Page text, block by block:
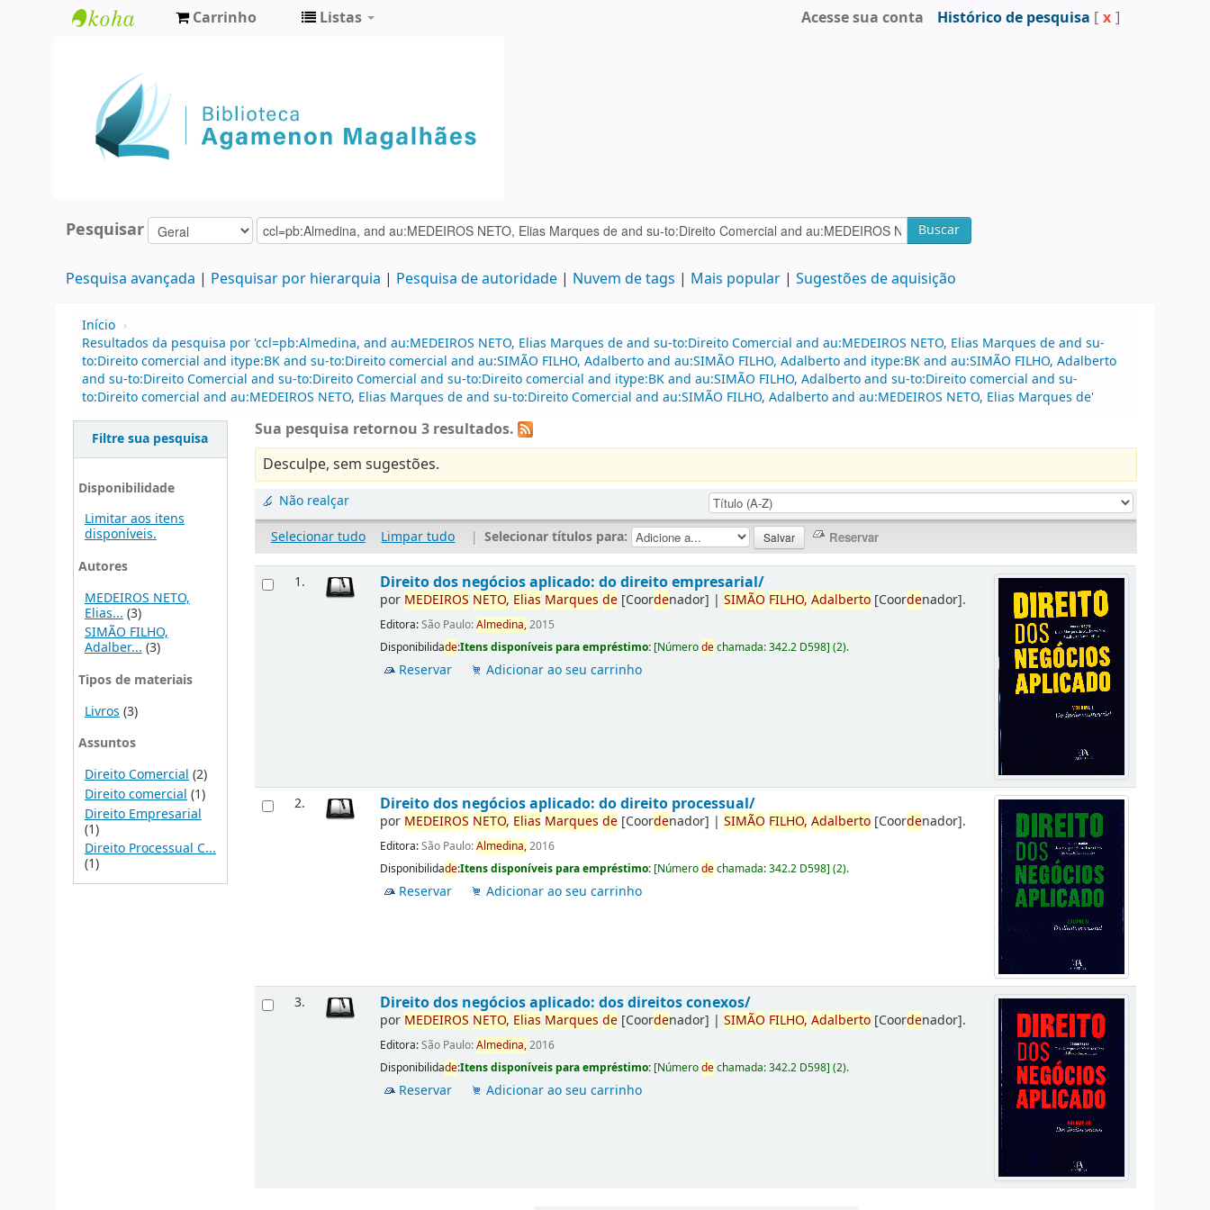
Agamenon
Magalhães
Carrinho Listas Acesse sua conta Histórico de pesquisa [ x ]
Pesquisar Buscar
Pesquisa avançada Pesquisar por hierarquia Pesquisa de autoridade Nuvem de tags Mais popular Sugestões de aquisição
Início ›
Resultados da pesquisa por 'ccl=pb:Almedina, and au:MEDEIROS NETO, Elias Marques de and su-to:Direito Comercial and au:MEDEIROS NETO, Elias Marques de and su-
to:Direito comercial and itype:BK and su-to:Direito comercial and au:SIMÃO FILHO, Adalberto and au:SIMÃO FILHO, Adalberto and itype:BK and au:SIMÃO FILHO, Adalberto
and su-to:Direito Comercial and su-to:Direito Comercial and su-to:Direito comercial and itype:BK and au:SIMÃO FILHO, Adalberto and su-to:Direito comercial and su-
to:Direito comercial and au:MEDEIROS NETO, Elias Marques de and su-to:Direito Comercial and au:SIMÃO FILHO, Adalberto and au:MEDEIROS NETO, Elias Marques de'
Filtre sua pesquisa
Disponibilidade
Limitar aos itens
disponíveis.
Autores
MEDEIROS NETO,
Elias... (3)
SIMÃO FILHO,
Adalber...(3)
Tipos de materiais
Livros (3)
Assuntos
Direito Comercial (2)
Direito comercial (1)
Direito Empresarial
(1)
Direito Processual C...
(1)
Sua pesquisa retornou 3 resultados.
Desculpe, sem sugestões.
Não realçar
Selecionar tudo
Limpar tudo | Selecionar títulos para:
1. Direito dos negócios aplicado: do direito empresarial/
por MEDEIROS NETO, Elias Marques de [Coordenador] |SIMÃO FILHO, Adalberto [Coordenador].
Editora:São Paulo:Almedina,2015
Disponibilidade:Itens disponíveis para empréstimo: [Númerodechamada:342.2 D598](2).
Reservar Adicionar ao seu carrinho
2. Direito dos negócios aplicado: do direito processual/
por MEDEIROS NETO, Elias Marques de [Coordenador] |SIMÃO FILHO, Adalberto [Coordenador].
Editora:São Paulo:Almedina,2016
Disponibilidade:Itens disponíveis para empréstimo: [Númerodechamada:342.2 D598](2).
Reservar Adicionar ao seu carrinho
3. Direito dos negócios aplicado: dos direitos conexos/
por MEDEIROS NETO, Elias Marques de [Coordenador] |SIMÃO FILHO, Adalberto [Coordenador].
Editora:São Paulo:Almedina,2016
Disponibilidade:Itens disponíveis para empréstimo: [Númerodechamada:342.2 D598](2).
Reservar Adicionar ao seu carrinho